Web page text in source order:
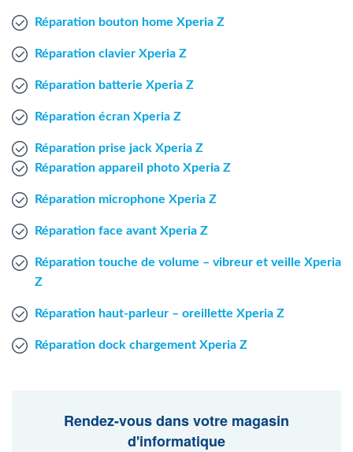
Agent Mac
Réparation bouton home Xperia Z
Réparation clavier Xperia Z
Réparation batterie Xperia Z
Réparation écran Xperia Z
Réparation prise jack Xperia Z
Réparation appareil photo Xperia Z
Réparation microphone Xperia Z
Réparation face avant Xperia Z
Réparation touche de volume – vibreur et veille Xperia
Z
Réparation haut-parleur – oreillette Xperia Z
Réparation dock chargement Xperia Z
Rendez-vous dans votre magasin
d'informatique